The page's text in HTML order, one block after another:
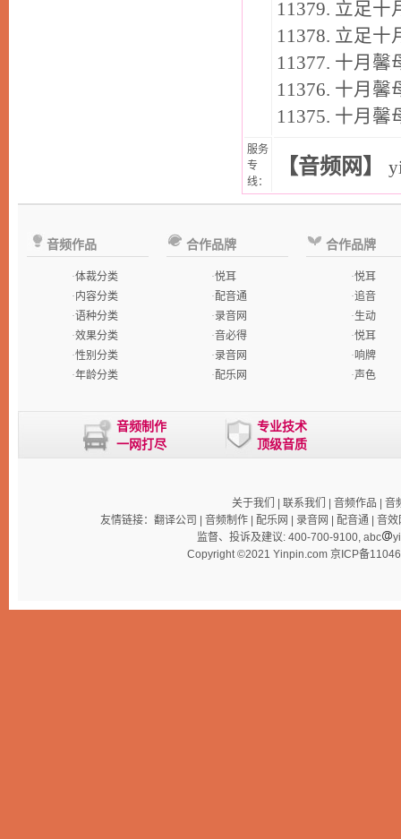
11379. 立足十
11378. 立足十
11377. 十月馨
11376. 十月馨
11375. 十月馨
服务
专
线：
【音频网】
音频作品
·体裁分类
· 内容分类
·语种分类
·效果分类
·性别分类
·年龄分类
合作品牌
·悦耳
·配音通
·录音网
·音必得
·录音网
·配乐网
合作品牌
·悦耳
·追音
·生动
·悦耳
·响牌
·声色
音频制作
一网打尽
专业技术
顶级音质
关于我们 联系我们 音频作品
音
友情链接： 翻译公司 音频制作| 配乐网 录音网 配音通| 音效
监督、投诉及建议: 400-700-9100, abc
Copyright ©2021 Yinpin.com 京ICP备